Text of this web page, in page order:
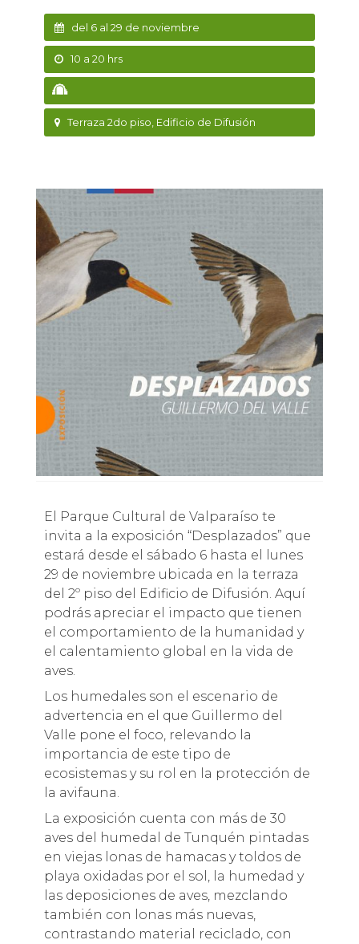
del 6 al 29 de noviembre
10 a 20 hrs
Terraza 2do piso, Edificio de Difusión
El Parque Cultural de Valparaíso te
invita a la exposición “Desplazados” que
estará desde el sábado 6 hasta el lunes
29 de noviembre ubicada en la terraza
del 2º piso del Edificio de Difusión. Aquí
podrás apreciar el impacto que tienen
el comportamiento de la humanidad y
el calentamiento global en la vida de
aves.
Los humedales son el escenario de
advertencia en el que Guillermo del
Valle pone el foco, relevando la
importancia de este tipo de
ecosistemas y su rol en la protección de
la avifauna.
La exposición cuenta con más de 30
aves del humedal de Tunquén pintadas
en viejas lonas de hamacas y toldos de
playa oxidadas por el sol, la humedad y
las deposiciones de aves, mezclando
también con lonas más nuevas,
contrastando material reciclado, con